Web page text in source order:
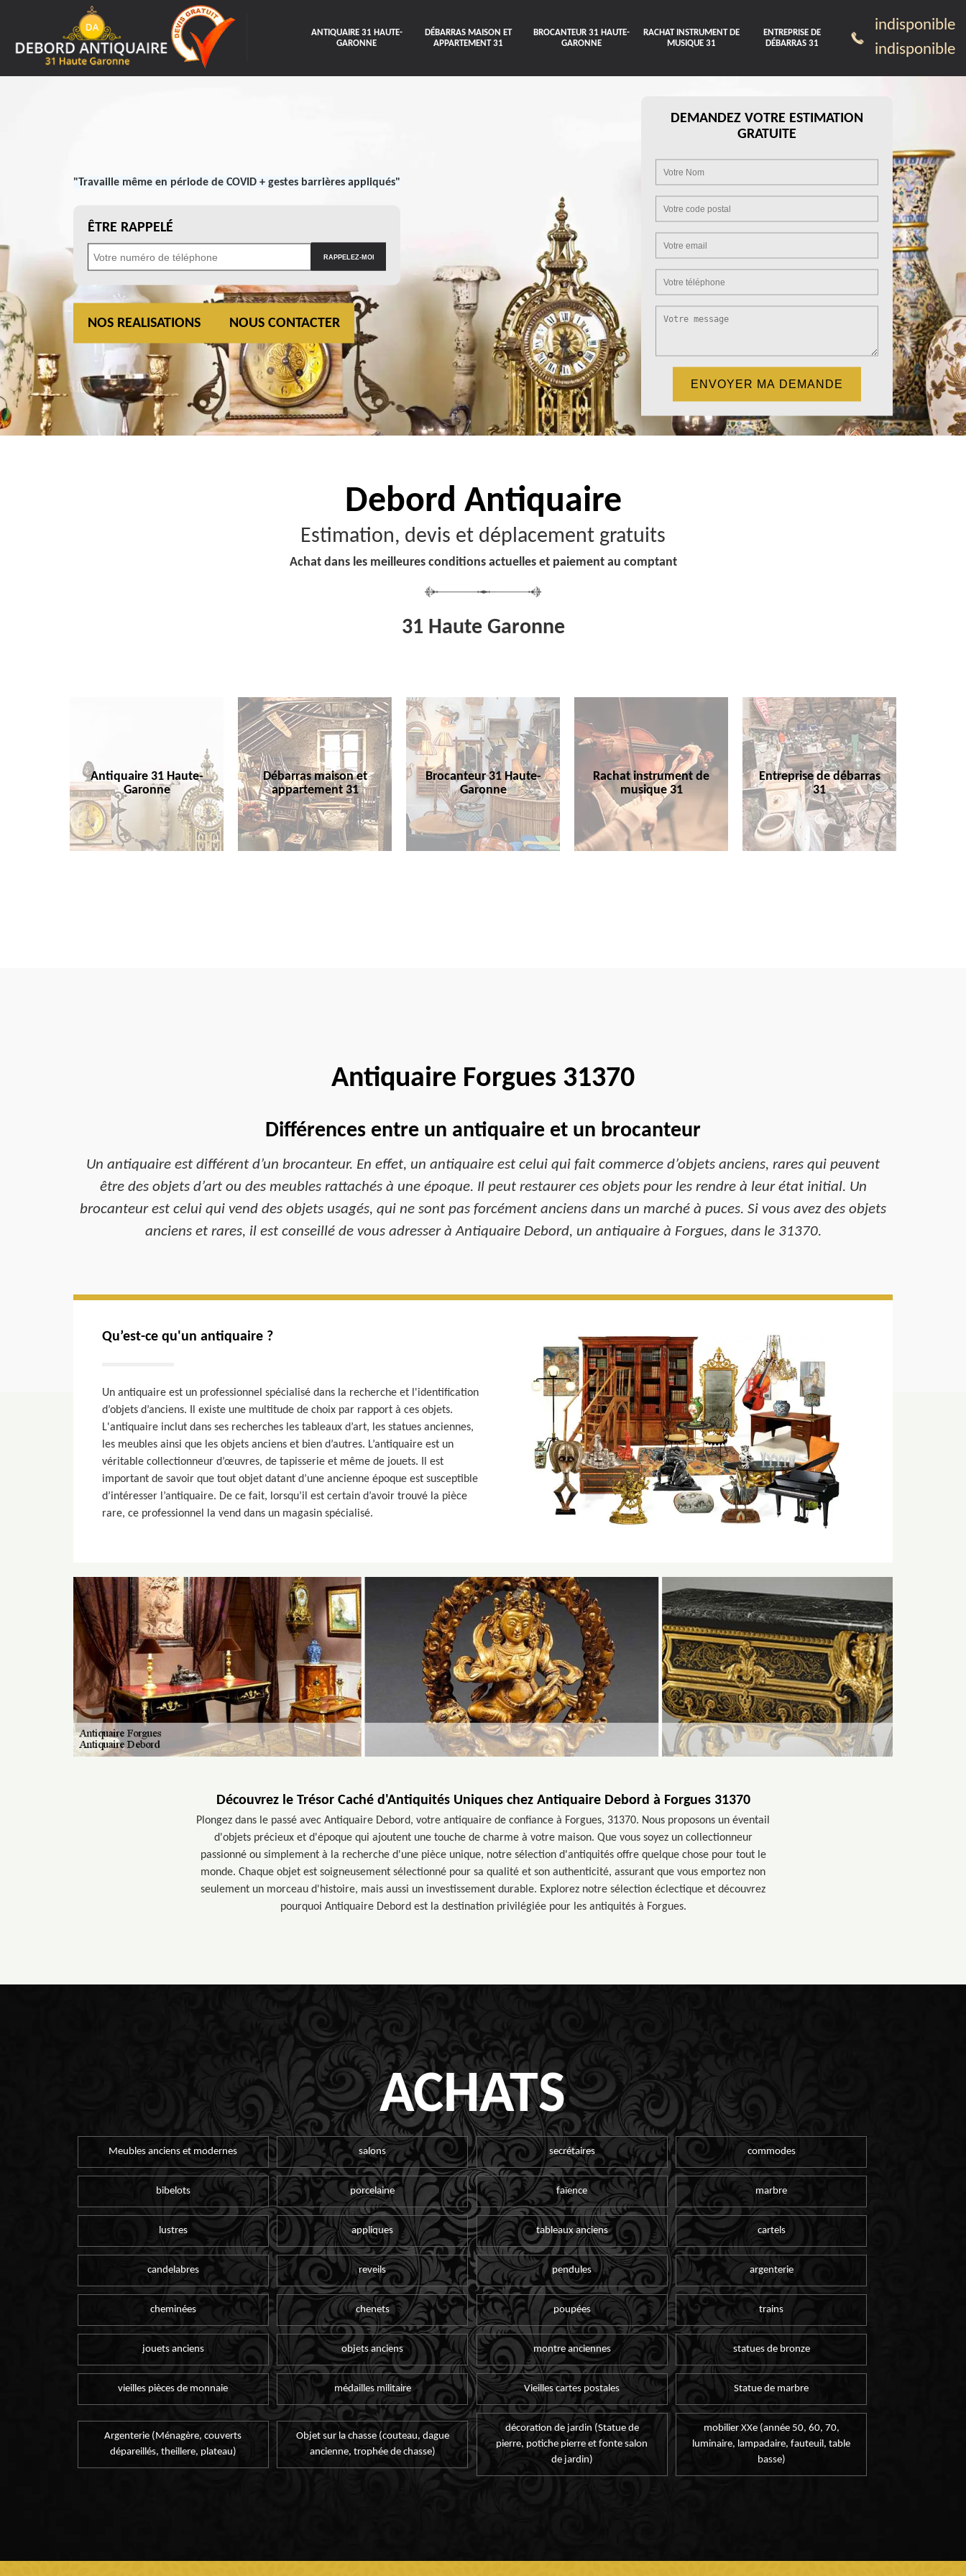
ANTIQUAIRE 31 HAUTE-
GARONNE
DÉBARRAS MAISON ET
APPARTEMENT 31
BROCANTEUR 31 HAUTE-
GARONNE
RACHAT INSTRUMENT DE
MUSIQUE 31
ENTREPRISE DE
DÉBARRAS 31
indisponible
indisponible
"Travaille même en période de COVID + gestes barrières appliqués"
ÊTRE RAPPELÉ
NOS REALISATIONS NOUS CONTACTER
DEMANDEZ VOTRE ESTIMATION
GRATUITE
Debord Antiquaire
Estimation, devis et déplacement gratuits
Achat dans les meilleures conditions actuelles et paiement au comptant
31 Haute Garonne
Antiquaire 31 Haute-
Garonne
Débarras maison et
appartement 31
Brocanteur 31 Haute-
Garonne
Rachat instrument de
musique 31
Entreprise de débarras
31
Antiquaire Forgues 31370
Différences entre un antiquaire et un brocanteur
Un antiquaire est différent d’un brocanteur. En effet, un antiquaire est celui qui fait commerce d’objets anciens, rares qui peuvent
être des objets d’art ou des meubles rattachés à une époque. Il peut restaurer ces objets pour les rendre à leur état initial. Un
brocanteur est celui qui vend des objets usagés, qui ne sont pas forcément anciens dans un marché à puces. Si vous avez des objets
anciens et rares, il est conseillé de vous adresser à Antiquaire Debord, un antiquaire à Forgues, dans le 31370.
Qu’est-ce qu'un antiquaire ?
Un antiquaire est un professionnel spécialisé dans la recherche et l'identification
d’objets d’anciens. Il existe une multitude de choix par rapport à ces objets.
L'antiquaire inclut dans ses recherches les tableaux d’art, les statues anciennes,
les meubles ainsi que les objets anciens et bien d’autres. L’antiquaire est un
véritable collectionneur d’œuvres, de tapisserie et même de jouets. Il est
important de savoir que tout objet datant d’une ancienne époque est susceptible
d’intéresser l’antiquaire. De ce fait, lorsqu’il est certain d’avoir trouvé la pièce
rare, ce professionnel la vend dans un magasin spécialisé.
Découvrez le Trésor Caché d'Antiquités Uniques chez Antiquaire Debord à Forgues 31370
Plongez dans le passé avec Antiquaire Debord, votre antiquaire de confiance à Forgues, 31370. Nous proposons un éventail
d'objets précieux et d'époque qui ajoutent une touche de charme à votre maison. Que vous soyez un collectionneur
passionné ou simplement à la recherche d'une pièce unique, notre sélection d'antiquités offre quelque chose pour tout le
monde. Chaque objet est soigneusement sélectionné pour sa qualité et son authenticité, assurant que vous emportez non
seulement un morceau d'histoire, mais aussi un investissement durable. Explorez notre sélection éclectique et découvrez
pourquoi Antiquaire Debord est la destination privilégiée pour les antiquités à Forgues.
ACHATS
Meubles anciens et modernes salons secrétaires commodes
bibelots porcelaine faïence marbre
lustres appliques tableaux anciens cartels
candelabres reveils pendules argenterie
cheminées chenets poupées trains
jouets anciens objets anciens montre anciennes statues de bronze
vieilles pièces de monnaie médailles militaire Vieilles cartes postales Statue de marbre
Argenterie (Ménagère, couverts
dépareillés, theillere, plateau)
Objet sur la chasse (couteau, dague
ancienne, trophée de chasse)
décoration de jardin (Statue de
pierre, potiche pierre et fonte salon
de jardin)
mobilier XXe (année 50, 60, 70,
luminaire, lampadaire, fauteuil, table
basse)